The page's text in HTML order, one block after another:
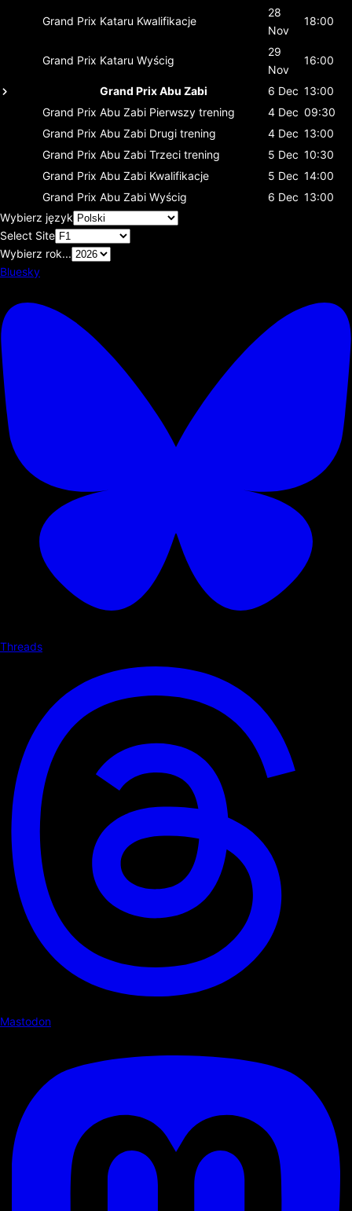
Grand Prix Kataru Kwalifikacje
28
Nov
18:00
Grand Prix Kataru Wyścig
29
Nov
16:00
Grand Prix Abu Zabi 6 Dec 13:00
Grand Prix Abu Zabi Pierwszy trening 4 Dec 09:30
Grand Prix Abu Zabi Drugi trening 4 Dec 13:00
Grand Prix Abu Zabi Trzeci trening 5 Dec 10:30
Grand Prix Abu Zabi Kwalifikacje 5 Dec 14:00
Grand Prix Abu Zabi Wyścig 6 Dec 13:00
Wybierz język
Select Site
Wybierz rok...
Bluesky
Threads
Mastodon